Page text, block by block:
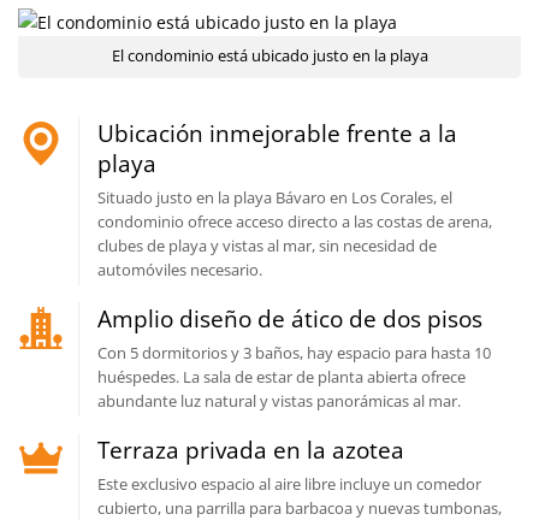
El condominio está ubicado justo en la playa
Ubicación inmejorable frente a la
playa
Situado justo en la playa Bávaro en Los Corales, el
condominio ofrece acceso directo a las costas de arena,
clubes de playa y vistas al mar, sin necesidad de
automóviles necesario.
Amplio diseño de ático de dos pisos
Con 5 dormitorios y 3 baños, hay espacio para hasta 10
huéspedes. La sala de estar de planta abierta ofrece
abundante luz natural y vistas panorámicas al mar.
Terraza privada en la azotea
Este exclusivo espacio al aire libre incluye un comedor
cubierto, una parrilla para barbacoa y nuevas tumbonas,